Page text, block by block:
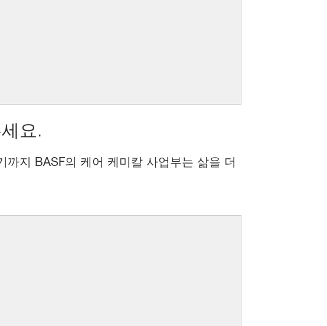
요.
지 BASF의 케어 케미칼 사업부는 삶을 더